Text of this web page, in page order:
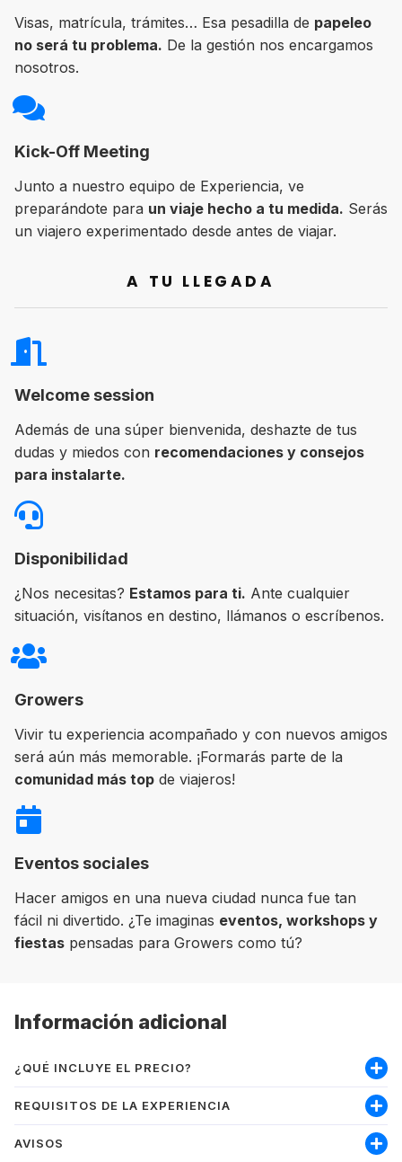
Visas, matrícula, trámites… Esa pesadilla de papeleo
no será tu problema. De la gestión nos encargamos
nosotros.
Kick-Off Meeting
Junto a nuestro equipo de Experiencia, ve
preparándote para un viaje hecho a tu medida. Serás
un viajero experimentado desde antes de viajar.
A TU LLEGADA
Welcome session
Además de una súper bienvenida, deshazte de tus
dudas y miedos con recomendaciones y consejos
para instalarte.
Disponibilidad
¿Nos necesitas? Estamos para ti. Ante cualquier
situación, visítanos en destino, llámanos o escríbenos.
Growers
Vivir tu experiencia acompañado y con nuevos amigos
será aún más memorable. ¡Formarás parte de la
comunidad más top de viajeros!
Eventos sociales
Hacer amigos en una nueva ciudad nunca fue tan
fácil ni divertido. ¿Te imaginas eventos, workshops y
fiestas pensadas para Growers como tú?
Información adicional
¿QUÉ INCLUYE EL PRECIO?
Incluye:
REQUISITOS DE LA EXPERIENCIA
AVISOS